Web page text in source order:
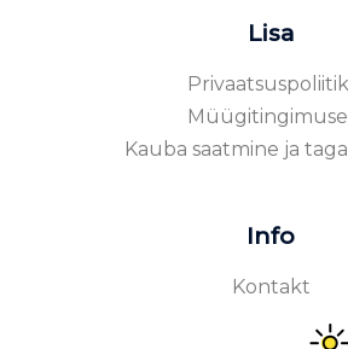
Info
Kontakt
Lisa
Kauba saatmine ja